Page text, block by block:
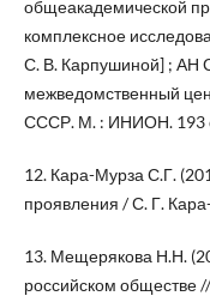
общеакадемической
комплексное
С. В. Карпушиной] ;
межведомственный
СССР. М. : ИНИОН. 193
12. Кара-Мурза С.Г.
проявления / С. Г.
13. Мещерякова Н.Н.
российском обществе